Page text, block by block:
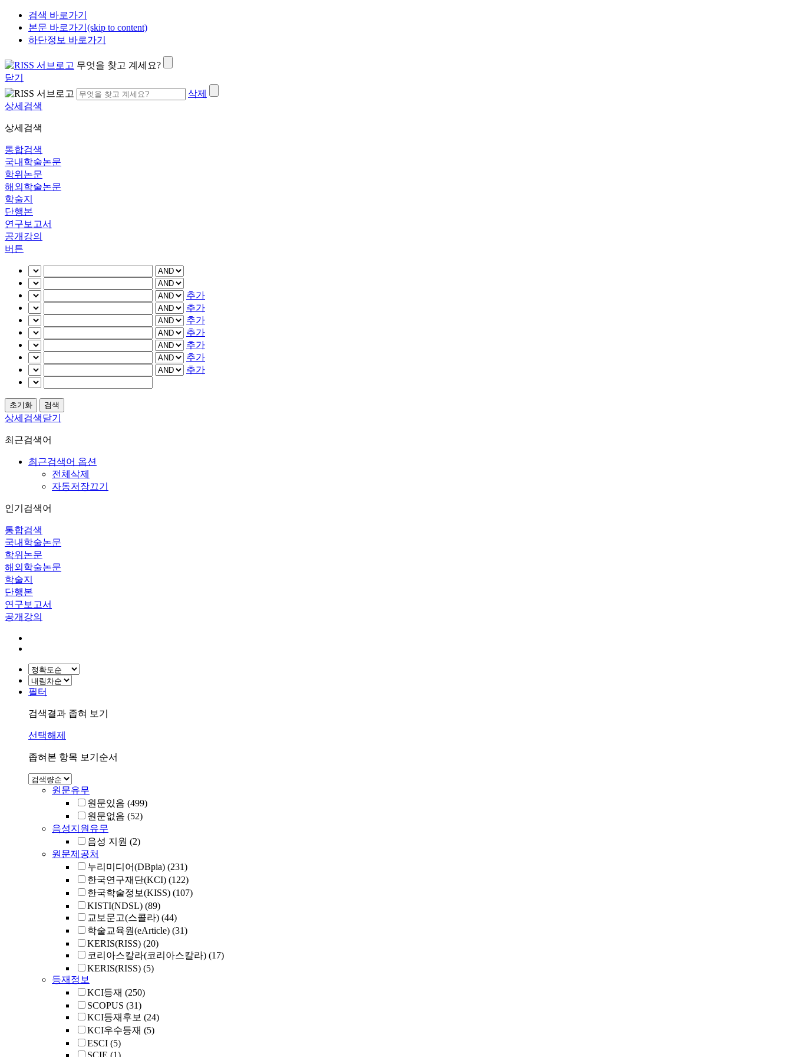
검색 바로가기
본문 바로가기(skip to content)
하단정보 바로가기
무엇을 찾고 계세요?
닫기
삭제
상세검색
상세검색
통합검색
국내학술논문
학위논문
해외학술논문
학술지
단행본
연구보고서
공개강의
버튼
추가
추가
추가
추가
추가
추가
추가
상세검색닫기
최근검색어
최근검색어 옵션
전체삭제
자동저장끄기
인기검색어
통합검색
국내학술논문
학위논문
해외학술논문
학술지
단행본
연구보고서
공개강의
필터
검색결과 좁혀 보기
선택해제
좁혀본 항목 보기순서
원문유무
원문있음 (499)
원문없음 (52)
음성지원유무
음성 지원 (2)
원문제공처
누리미디어(DBpia) (231)
한국연구재단(KCI) (122)
한국학술정보(KISS) (107)
KISTI(NDSL) (89)
교보문고(스콜라) (44)
학술교육원(eArticle) (31)
KERIS(RISS) (20)
코리아스칼라(코리아스칼라) (17)
KERIS(RISS) (5)
등재정보
KCI등재 (250)
SCOPUS (31)
KCI등재후보 (24)
KCI우수등재 (5)
ESCI (5)
SCIE (1)